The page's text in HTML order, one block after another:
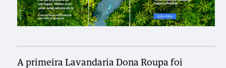
A primeira Lavandaria Dona Roupa foi